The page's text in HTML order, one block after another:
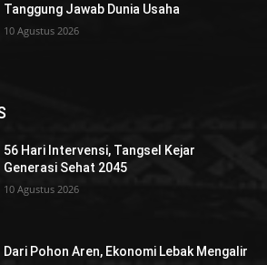
Tanggung Jawab Dunia Usaha
10 Agustus 2026
56 Hari Intervensi, Tangsel Kejar
Generasi Sehat 2045
10 Agustus 2026
Dari Pohon Aren, Ekonomi Lebak Mengalir